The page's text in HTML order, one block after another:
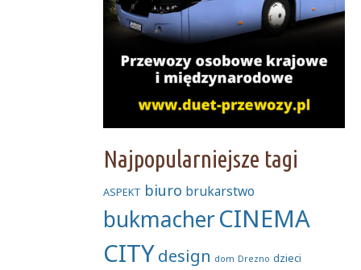
Najpopularniejsze tagi
ASPEKT biuro brukarstwo
bukmacherCINEMA
CITYdesign dom Drezno dzieci